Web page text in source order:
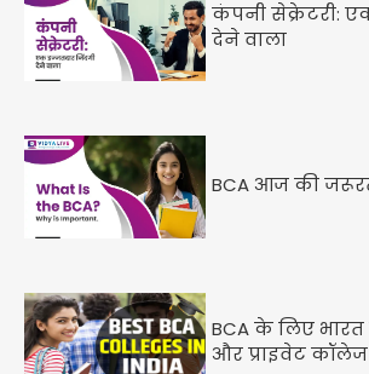
कंपनी सेक्रेटरी:
देने वाला
BCA आज की
BCA के लिए
और प्राइवेट कॉलेज